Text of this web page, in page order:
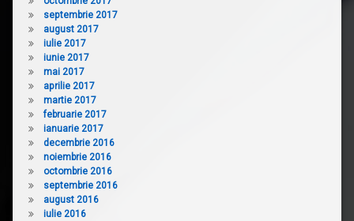
septembrie 2017
august 2017
iulie 2017
iunie 2017
mai 2017
aprilie 2017
martie 2017
februarie 2017
ianuarie 2017
decembrie 2016
noiembrie 2016
octombrie 2016
septembrie 2016
august 2016
iulie 2016